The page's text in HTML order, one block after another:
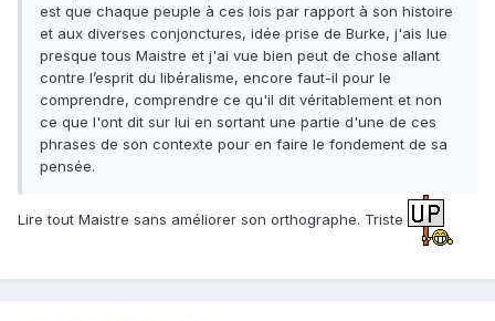
est que chaque peuple à ces lois par rapport à son histoire
et aux diverses conjonctures, idée prise de Burke, j'ais lue
presque tous Maistre et j'ai vue bien peut de chose allant
contre l’esprit du libéralisme, encore faut-il pour le
comprendre, comprendre ce qu'il dit véritablement et non
ce que l'ont dit sur lui en sortant une partie d'une de ces
phrases de son contexte pour en faire le fondement de sa
pensée.
Lire tout Maistre sans améliorer son orthographe. Triste